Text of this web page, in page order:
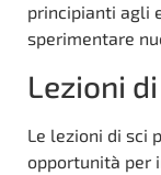
principianti agli
sperimentare
Lezioni
Le lezioni di sci
opportunità per